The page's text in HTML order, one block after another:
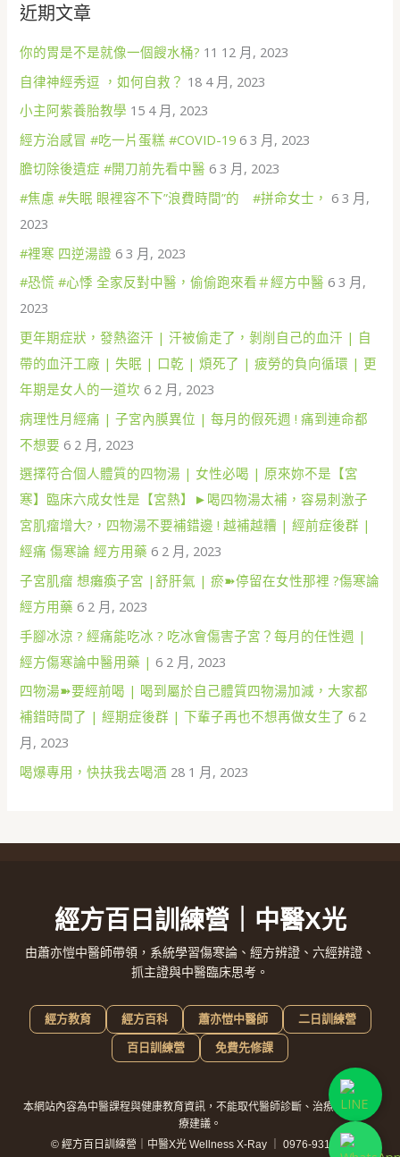
字
近期文章
你的胃是不是就像一個餿水桶? 11 12 月, 2023
自律神經秀逗 ，如何自救？ 18 4 月, 2023
小主阿紫養胎教學 15 4 月, 2023
經方治感冒 #吃一片蛋糕 #COVID-19 6 3 月, 2023
膽切除後遺症 #開刀前先看中醫 6 3 月, 2023
#焦慮 #失眠 眼裡容不下”浪費時間”的 #拼命女士， 6 3 月,
2023
#裡寒 四逆湯證 6 3 月, 2023
#恐慌 #心悸 全家反對中醫，偷偷跑來看＃經方中醫 6 3 月,
2023
更年期症狀，發熱盜汗 | 汗被偷走了，剝削自己的血汗 | 自
帶的血汗工廠 | 失眠 | 口乾 | 煩死了 | 疲勞的負向循環 | 更
年期是女人的一道坎 6 2 月, 2023
病理性月經痛 | 子宮內膜異位 | 每月的假死週 ! 痛到連命都
不想要 6 2 月, 2023
選擇符合個人體質的四物湯 | 女性必喝 | 原來妳不是【宮
寒】臨床六成女性是【宮熱】►喝四物湯太補，容易刺激子
宮肌瘤增大?，四物湯不要補錯邊 ! 越補越糟 | 經前症後群 |
經痛 傷寒論 經方用藥 6 2 月, 2023
子宮肌瘤 想癱瘓子宮 |舒肝氣 | 瘀➽停留在女性那裡 ?傷寒論
經方用藥 6 2 月, 2023
手腳冰涼 ? 經痛能吃冰 ? 吃冰會傷害子宮？每月的任性週 |
經方傷寒論中醫用藥 | 6 2 月, 2023
四物湯➽要經前喝 | 喝到屬於自己體質四物湯加減，大家都
補錯時間了 | 經期症後群 | 下輩子再也不想再做女生了 6 2
月, 2023
喝爆專用，快扶我去喝酒 28 1 月, 2023
經方百日訓練營｜中醫X光
由蕭亦愷中醫師帶領，系統學習傷寒論、經方辨證、六經辨證、
抓主證與中醫臨床思考。
經方教育 經方百科 蕭亦愷中醫師 二日訓練營
百日訓練營 免費先修課
本網站內容為中醫課程與健康教育資訊，不能取代醫師診斷、治療或個別醫
療建議。
© 經方百日訓練營｜中醫X光 Wellness X-Ray ｜ 0976-931928